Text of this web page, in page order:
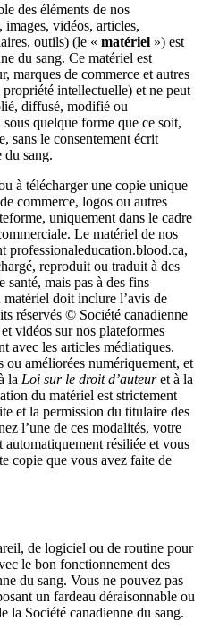
des éléments de nos
images, vidéos, articles,
outils) (le « matériel ») est
du sang. Ce matériel est
marques de commerce et autres
intellectuelle) et ne peut
diffusé, modifié ou
quelque forme que ce soit,
sans le consentement écrit
du sang.
à télécharger une copie unique
commerce, logos ou autres
uniquement dans le cadre
Le matériel de nos
professionaleducation.blood.ca,
reproduit ou traduit à des
santé, mais pas à des fins
doit inclure l’avis de
réservés © Société canadienne
vidéos sur nos plateformes
avec les articles médiatiques.
améliorées numériquement, et
la Loi sur le droit d’auteuret à la
du matériel est strictement
et la permission du titulaire des
l’une de ces modalités, votre
résiliée et vous
copie que vous avez faite de
de logiciel ou de routine pour
le bon fonctionnement des
du sang. Vous ne pouvez pas
un fardeau déraisonnable ou
la Société canadienne du sang.